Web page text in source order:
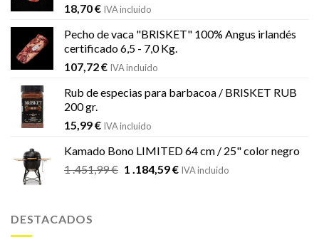
18,70€ IVA incluido
Pecho de vaca "BRISKET" 100% Angus irlandés
certificado 6,5 - 7,0 Kg.
107,72€ IVA incluido
Rub de especias para barbacoa / BRISKET RUB
200 gr.
15,99€ IVA incluido
Kamado Bono LIMITED 64 cm / 25" color negro
1 .451,99€ El
1 .184,59€ElIVA incluido
DESTACADOS